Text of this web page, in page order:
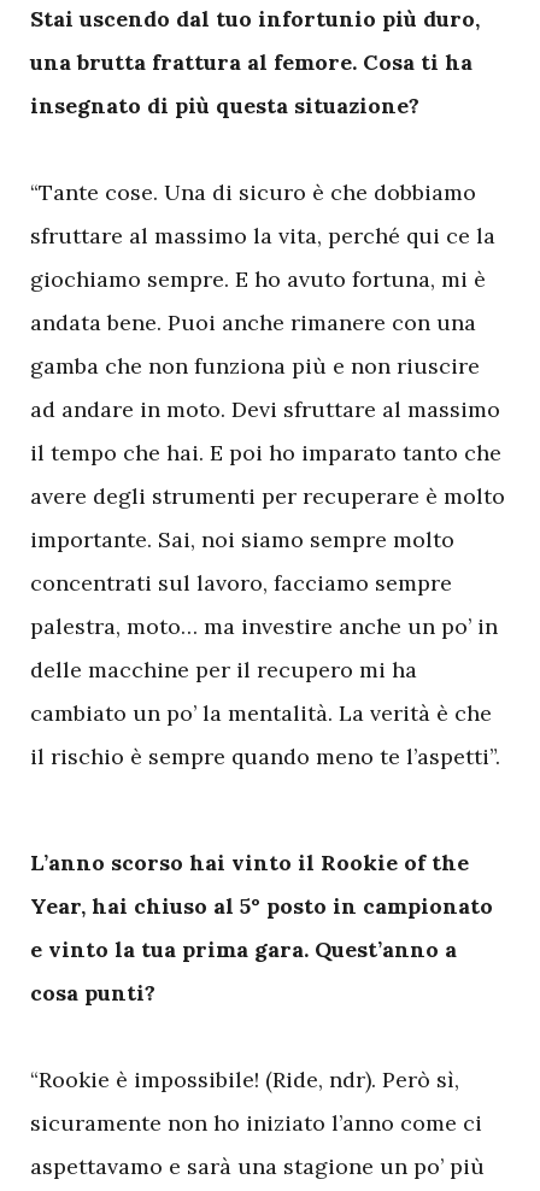
Stai uscendo dal tuo infortunio più duro,
una brutta frattura al femore. Cosa ti ha
insegnato di più questa situazione?
“Tante cose. Una di sicuro è che dobbiamo
sfruttare al massimo la vita, perché qui ce la
giochiamo sempre. E ho avuto fortuna, mi è
andata bene. Puoi anche rimanere con una
gamba che non funziona più e non riuscire
ad andare in moto. Devi sfruttare al massimo
il tempo che hai. E poi ho imparato tanto che
avere degli strumenti per recuperare è molto
importante. Sai, noi siamo sempre molto
concentrati sul lavoro, facciamo sempre
palestra, moto… ma investire anche un po’ in
delle macchine per il recupero mi ha
cambiato un po’ la mentalità. La verità è che
il rischio è sempre quando meno te l’aspetti”.
L’anno scorso hai vinto il Rookie of the
Year, hai chiuso al 5° posto in campionato
e vinto la tua prima gara. Quest’anno a
cosa punti?
“Rookie è impossibile! (Ride, ndr). Però sì,
sicuramente non ho iniziato l’anno come ci
aspettavamo e sarà una stagione un po’ più